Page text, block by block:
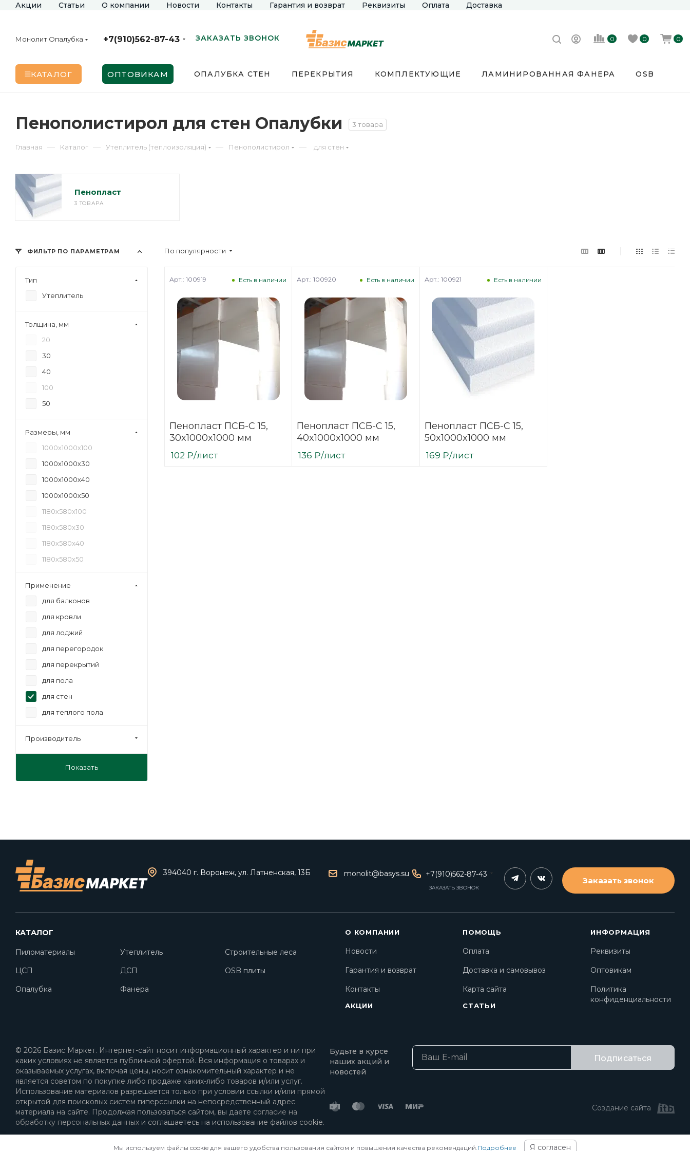
Акции Статьи О компании Новости Контакты Гарантия и возврат Реквизиты Оплата Доставка
Монолит Опалубка +7(910)562-87-43 ЗАКАЗАТЬ ЗВОНОК 0 0 0
КАТАЛОГ ОПТОВИКАМ ОПАЛУБКА СТЕН ПЕРЕКРЫТИЯ КОМПЛЕКТУЮЩИЕ ЛАМИНИРОВАННАЯ ФАНЕРА OSB
Пенополистирол для стен Опалубки 3 товара
Главная — Каталог — Утеплитель (теплоизоляция) — Пенополистирол — для стен
Пенопласт
3 ТОВАРА
По популярности
Пенопласт ПСБ-С 15,
30x1000x1000 мм
Есть в наличии
Арт.: 100919
102 ₽/лист
Пенопласт ПСБ-С 15,
40x1000x1000 мм
Есть в наличии
Арт.: 100920
136 ₽/лист
Пенопласт ПСБ-С 15,
50x1000x1000 мм
Есть в наличии
Арт.: 100921
169 ₽/лист
ФИЛЬТР ПО ПАРАМЕТРАМ
Тип
Утеплитель
Толщина, мм
20
30
40
100
50
Размеры, мм
1000х1000х100
1000х1000х30
1000х1000х40
1000х1000х50
1180х580х100
1180х580х30
1180х580х40
1180х580х50
12200х600х20
Применение
для балконов
для кровли
для лоджий
для перегородок
для перекрытий
для пола
для стен
для теплого пола
Производитель
Показать
394040 г. Воронеж, ул. Латненская, 13Б monolit@basys.su +7(910)562-87-43
ЗАКАЗАТЬ ЗВОНОК
Заказать звонок
КАТАЛОГ
Пиломатериалы Утеплитель
Строительные леса
ЦСП
ДСП
OSB плиты
Опалубка
Фанера
О КОМПАНИИ
Новости
Гарантия и возврат
Контакты
АКЦИИ
ПОМОЩЬ
Оплата
Доставка и самовывоз
Карта сайта
СТАТЬИ
ИНФОРМАЦИЯ
Реквизиты
Оптовикам
Политика
конфиденциальности
Будьте в курсе
наших акций и
новостей
Подписаться
Создание сайта
© 2026 Базис Маркет. Интернет-сайт носит информационный характер и ни при
каких условиях не является публичной офертой. Вся информация о товарах и
оказываемых услугах, включая цены, носит ознакомительный характер и не
является советом по покупке либо продаже каких-либо товаров и/или услуг.
Использование материалов разрешается только при условии ссылки и/или прямой
открытой для поисковых систем гиперссылки на непосредственный адрес
материала на сайте. Продолжая пользоваться сайтом, вы даете согласие на
обработку персональных данных и соглашаетесь на использование файлов cookie.
Мы используем файлы cookie для вашего удобства пользования сайтом и повышения качества рекомендаций. Подробнее Я согласен